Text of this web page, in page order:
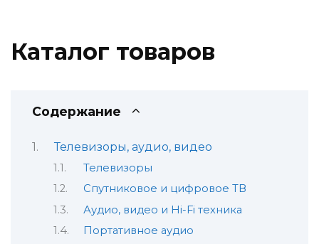
Каталог товаров
Содержание
Телевизоры, аудио, видео
Телевизоры
Спутниковое и цифровое ТВ
Аудио, видео и Hi-Fi техника
Портативное аудио